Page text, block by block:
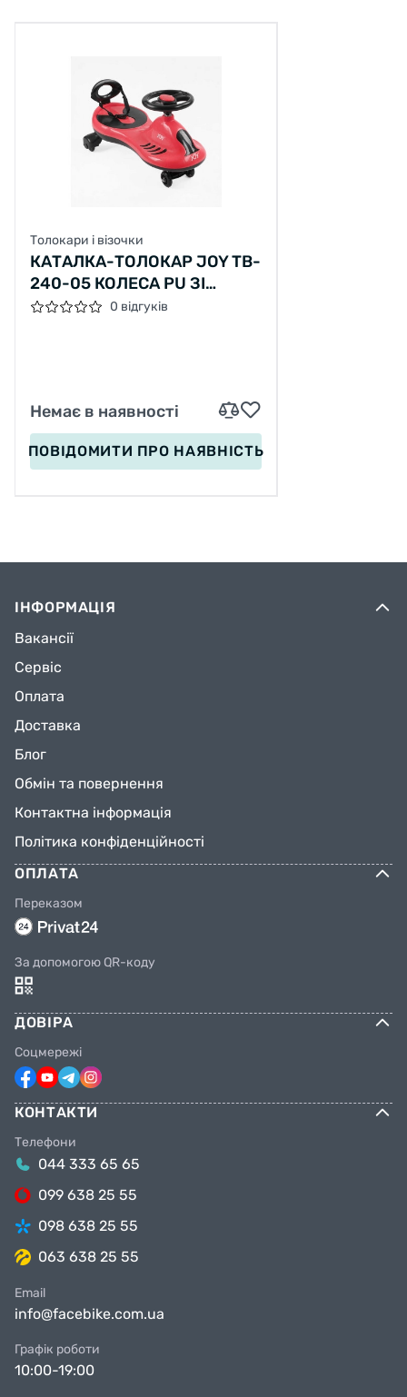
Толокари і візочки
КАТАЛКА-ТОЛОКАР JOY TB-
240-05 КОЛЕСА PU ЗІ
СВІТЛОМ, МУЗИКА ТА
0 відгуків
Немає в наявності
ПОВІДОМИТИ ПРО НАЯВНІСТЬ
ІНФОРМАЦІЯ
Вакансії
Сервіс
Оплата
Доставка
Блог
Обмін та повернення
Контактна інформація
Політика конфіденційності
ОПЛАТА
Переказом
За допомогою QR-коду
ДОВІРА
Соцмережі
КОНТАКТИ
Телефони
044 333 65 65
099 638 25 55
098 638 25 55
063 638 25 55
Email
info@facebike.com.ua
Графік роботи
10:00-19:00